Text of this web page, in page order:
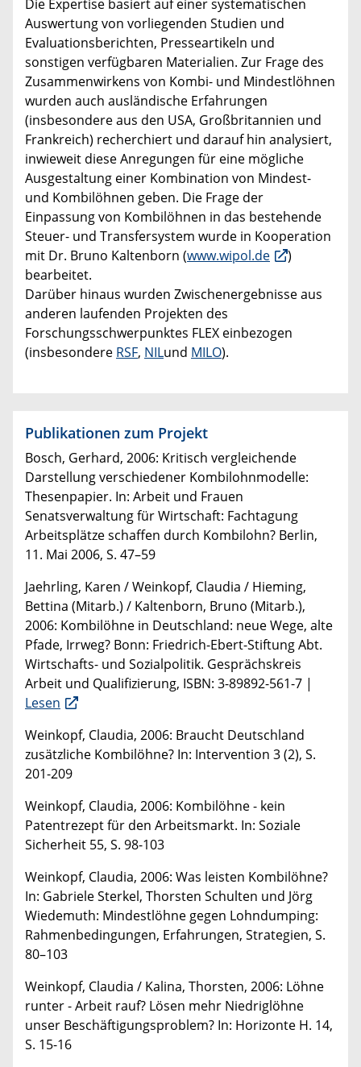
Die Expertise basiert auf einer systematischen
Auswertung von vorliegenden Studien und
Evaluationsberichten, Presseartikeln und
sonstigen verfügbaren Materialien. Zur Frage des
Zusammenwirkens von Kombi- und Mindestlöhnen
wurden auch ausländische Erfahrungen
(insbesondere aus den USA, Großbritannien und
Frankreich) recherchiert und darauf hin analysiert,
inwieweit diese Anregungen für eine mögliche
Ausgestaltung einer Kombination von Mindest-
und Kombilöhnen geben. Die Frage der
Einpassung von Kombilöhnen in das bestehende
Steuer- und Transfersystem wurde in Kooperation
mit Dr. Bruno Kaltenborn (www.wipol.de
)
bearbeitet.
Darüber hinaus wurden Zwischenergebnisse aus
anderen laufenden Projekten des
Forschungsschwerpunktes FLEX einbezogen
(insbesondere RSF, NILund MILO).
Publikationen zum Projekt
Bosch, Gerhard, 2006: Kritisch vergleichende
Darstellung verschiedener Kombilohnmodelle:
Thesenpapier. In: Arbeit und Frauen
Senatsverwaltung für Wirtschaft: Fachtagung
Arbeitsplätze schaffen durch Kombilohn? Berlin,
11. Mai 2006, S. 47–59
Jaehrling, Karen / Weinkopf, Claudia / Hieming,
Bettina (Mitarb.) / Kaltenborn, Bruno (Mitarb.),
2006: Kombilöhne in Deutschland: neue Wege, alte
Pfade, Irrweg? Bonn: Friedrich-Ebert-Stiftung Abt.
Wirtschafts- und Sozialpolitik. Gesprächskreis
Arbeit und Qualifizierung, ISBN: 3-89892-561-7 |
Lesen
Weinkopf, Claudia, 2006: Braucht Deutschland
zusätzliche Kombilöhne? In: Intervention 3 (2), S.
201-209
Weinkopf, Claudia, 2006: Kombilöhne - kein
Patentrezept für den Arbeitsmarkt. In: Soziale
Sicherheit 55, S. 98-103
Weinkopf, Claudia, 2006: Was leisten Kombilöhne?
In: Gabriele Sterkel, Thorsten Schulten und Jörg
Wiedemuth: Mindestlöhne gegen Lohndumping:
Rahmenbedingungen, Erfahrungen, Strategien, S.
80–103
Weinkopf, Claudia / Kalina, Thorsten, 2006: Löhne
runter - Arbeit rauf? Lösen mehr Niedriglöhne
unser Beschäftigungsproblem? In: Horizonte H. 14,
S. 15-16